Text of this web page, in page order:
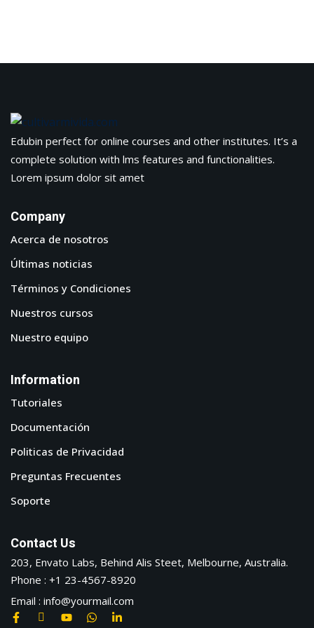
Edubin perfect for online courses and other institutes. It’s a
complete solution with lms features and functionalities.
Lorem ipsum dolor sit amet
Company
Acerca de nosotros
Últimas noticias
Términos y Condiciones
Nuestros cursos
Nuestro equipo
Information
Tutoriales
Documentación
Politicas de Privacidad
Preguntas Frecuentes
Soporte
Contact Us
203, Envato Labs, Behind Alis Steet, Melbourne, Australia.
Phone : +1 23-4567-8920
Email : info@yourmail.com